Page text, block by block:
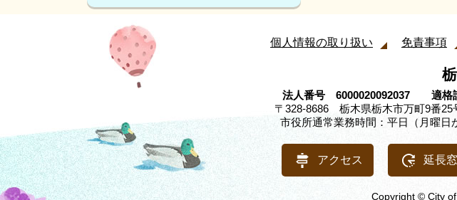
個人情報の取り扱い 免責事項
法人番号 6000020092037 適格
〒328-8686 栃木県栃木市万町9番25
市役所通常業務時間：平日（月曜日
アクセス 延長
Copyright © City of